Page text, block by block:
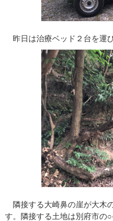
昨日は治療ベッド２台を運び
隣接する大崎鼻の崖が大木
す。隣接する土地は別府市の